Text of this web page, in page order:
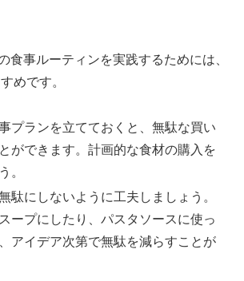
食事ルーティンを実践するためには、
めです。
プランを立てておくと、無駄な買い
ができます。計画的な食材の購入を
。
駄にしないように工夫しましょう。
ープにしたり、パスタソースに使っ
アイデア次第で無駄を減らすことが